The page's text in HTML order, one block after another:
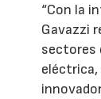
“Con la
Gavazzi
sectores